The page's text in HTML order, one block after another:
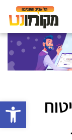
פתח